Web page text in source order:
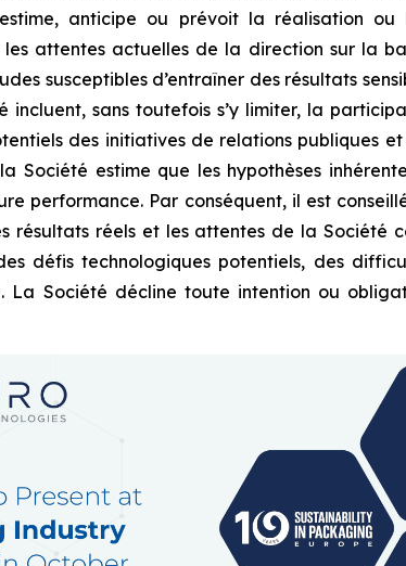
anticipe ou prévoit la réalisation
attentes actuelles de la direction sur la
susceptibles d’entraîner des résultats
sans toutefois s’y limiter, la
des initiatives de relations publiques
Société estime que les hypothèses
performance. Par conséquent, il est
résultats réels et les attentes de la Société
défis technologiques potentiels, des
Société décline toute intention ou